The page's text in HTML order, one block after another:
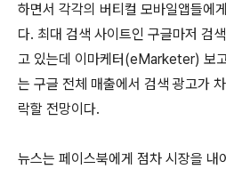
하면서 각각의 버티컬 모바일앱들에
다. 최대 검색 사이트인 구글마저 검
고 있는데 이마케터(eMarketer) 보
는 구글 전체 매출에서 검색 광고가
락할 전망이다.
뉴스는 페이스북에게 점차 시장을 내